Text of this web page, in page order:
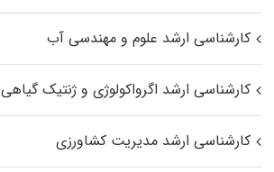
کارشناسی ارشد علوم و مهندسی آب
کارشناسی ارشد اگرواکولوژی و ژنتیک گیاهی
کارشناسی ارشد مدیریت کشاورزی